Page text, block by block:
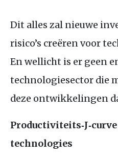
Dit alles zal nieuwe
risico’s creëren voor
En wellicht is er geen
technologiesector die
deze ontwikkelingen
technologies